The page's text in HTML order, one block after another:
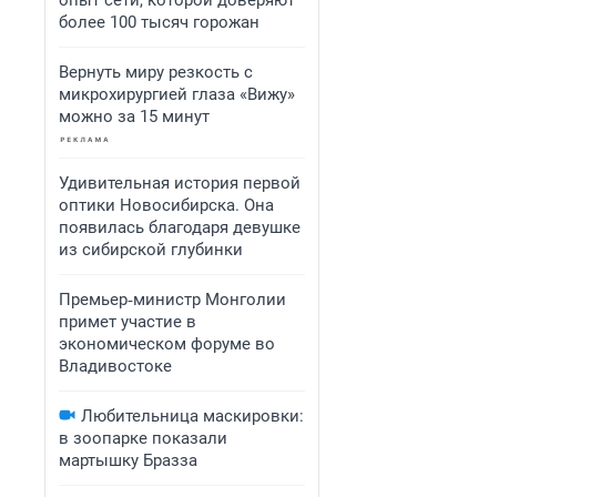
более 100 тысяч горожан
Вернуть миру резкость с
микрохирургией глаза «Вижу»
можно за 15 минут
Удивительная история первой
оптики Новосибирска. Она
появилась благодаря девушке
из сибирской глубинки
Премьер‑министр Монголии
примет участие в
экономическом форуме во
Владивостоке
Любительница маскировки:
в зоопарке показали
мартышку Бразза